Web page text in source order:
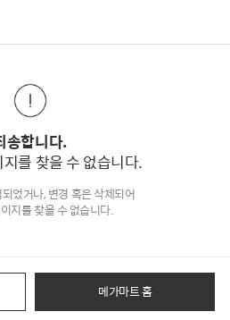
송합니다.
를 찾을 수 없습니다.
었거나, 변경 혹은 삭제되어
지를 찾을 수 없습니다.
메가마트 홈